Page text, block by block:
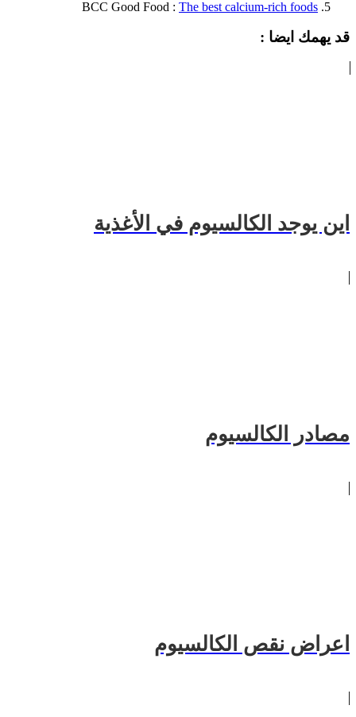
BCC Good Food : The best calcium-rich foods
قد يهمك ايضا :
اين يوجد الكالسيوم في الأغذية
مصادر الكالسيوم
اعراض نقص الكالسيوم